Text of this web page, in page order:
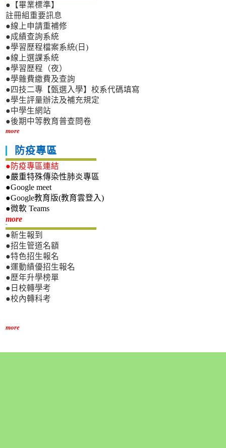
●【畢業標準】
註冊組重要訊息
●線上申請重補修
●成績查詢系統
●學習歷程檔案系統(日)
●線上選課系統
●學習歷程（夜）
●學雜費繳費及查詢
●四技二專【甄選入學】校系代碼填寫
●學生評量辦法及補充規定
●中學生網站
●後期中等教育普查問卷
more
防疫專區
●防疫專區連結
●嚴重特殊傳染性肺炎專區
●Google meet
●Google教育版(教育雲登入)
●微軟 Teams
more新生專區
●新生報到
●招生管道名額
●特色招生報名
●運動績優招生報名
●歷年升學榜單
●日校轉學考
●校內轉科考
more